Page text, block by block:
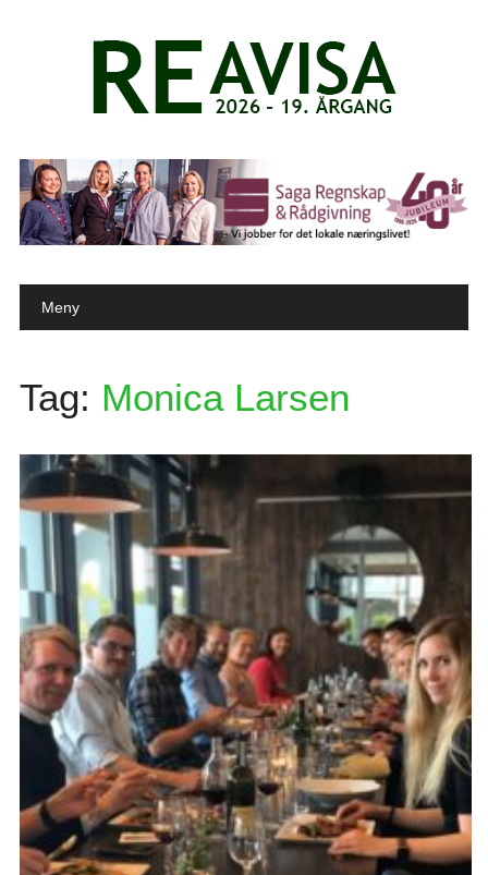
Main menu
Meny
Tag: Monica Larsen